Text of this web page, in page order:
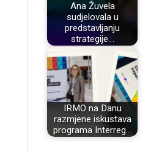
Ana Žuvela
sudjelovala u
predstavljanju
strategije…
IRMO na Danu
razmjene iskustava
programa Interreg…